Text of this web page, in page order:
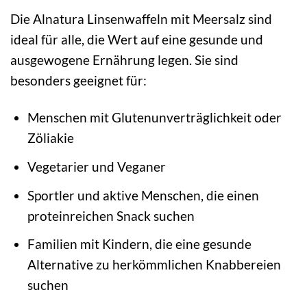
Die Alnatura Linsenwaffeln mit Meersalz sind
ideal für alle, die Wert auf eine gesunde und
ausgewogene Ernährung legen. Sie sind
besonders geeignet für:
Menschen mit Glutenunverträglichkeit oder
Zöliakie
Vegetarier und Veganer
Sportler und aktive Menschen, die einen
proteinreichen Snack suchen
Familien mit Kindern, die eine gesunde
Alternative zu herkömmlichen Knabbereien
suchen